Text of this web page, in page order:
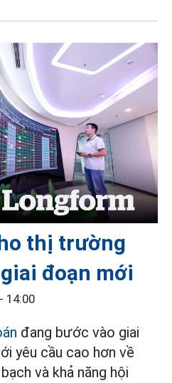
thị trường
đoạn mới
14:00
đang bước vào giai
yêu cầu cao hơn về
và khả năng hội